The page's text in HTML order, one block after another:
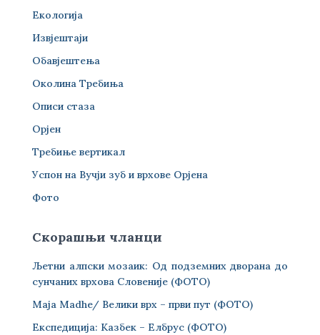
Екологија
Извјештаји
Обавјештења
Околина Требиња
Описи стаза
Орјен
Требиње вертикал
Успон на Вучји зуб и врхове Орјена
Фото
Скорашњи чланци
Љетни алпски мозаик: Од подземних дворана до
сунчаних врхова Словеније (ФОТО)
Maja Madhe/ Велики врх – први пут (ФОТО)
Експедиција: Казбек – Елбрус (ФОТО)